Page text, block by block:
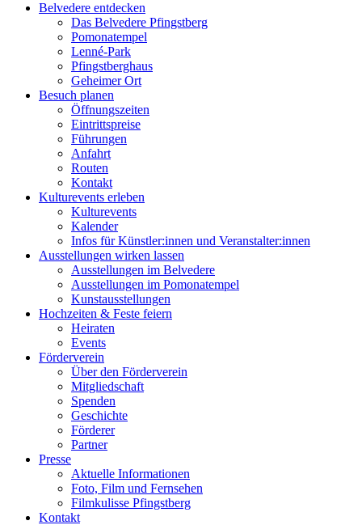
Belvedere entdecken
Das Belvedere Pfingstberg
Pomonatempel
Lenné-Park
Pfingstberghaus
Geheimer Ort
Besuch planen
Öffnungszeiten
Eintrittspreise
Führungen
Anfahrt
Routen
Kontakt
Kulturevents erleben
Kulturevents
Kalender
Infos für Künstler:innen und Veranstalter:innen
Ausstellungen wirken lassen
Ausstellungen im Belvedere
Ausstellungen im Pomonatempel
Kunstausstellungen
Hochzeiten & Feste feiern
Heiraten
Events
Förderverein
Über den Förderverein
Mitgliedschaft
Spenden
Geschichte
Förderer
Partner
Presse
Aktuelle Informationen
Foto, Film und Fernsehen
Filmkulisse Pfingstberg
Kontakt